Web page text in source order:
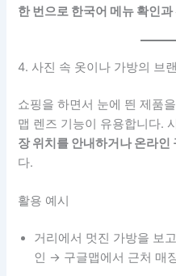
한 번으로 한국어 메뉴 확인과
4. 사진 속 옷이나 가방의 브
쇼핑을 하면서 눈에 띈 제품
맵 렌즈 기능이 유용합니다.
장 위치를 안내하거나 온라인
다.
활용 예시
거리에서 멋진 가방을 보
인 → 구글맵에서 근처 매